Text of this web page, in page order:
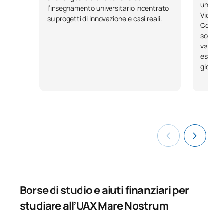
l’insegnamento universitario incentrato
su progetti di innovazione e casi reali.
un
vasta
Borse di studio e aiuti finanziari per
studiare all’UAX Mare Nostrum